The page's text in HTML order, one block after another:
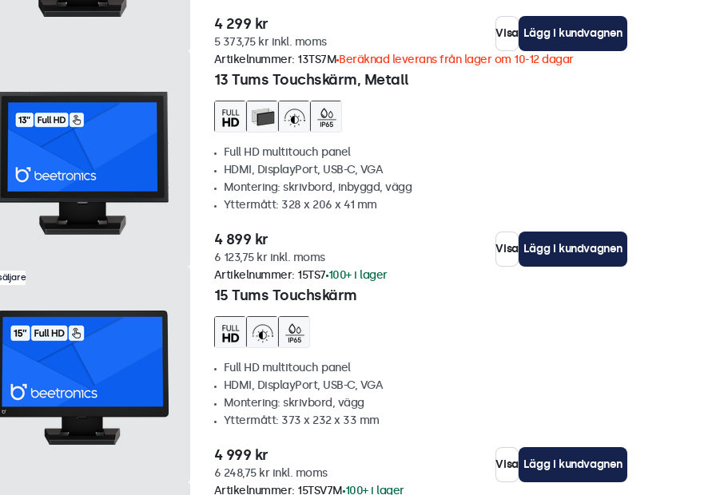
4 299 kr
5 373,75 kr inkl. moms
Visa Lägg i kundvagnen
13 Tums Touchskärm, Metall
Artikelnummer: 13TS7M Beräknad leverans från lager om 10-12 dagar
Full HD multitouch panel
HDMI, DisplayPort, USB-C, VGA
Montering: skrivbord, inbyggd, vägg
Yttermått: 328 x 206 x 41 mm
4 899 kr
6 123,75 kr inkl. moms
Visa Lägg i kundvagnen
15 Tums Touchskärm
Artikelnummer: 15TS7 100+ i lager
Full HD multitouch panel
HDMI, DisplayPort, USB-C, VGA
Montering: skrivbord, vägg
Yttermått: 373 x 232 x 33 mm
4 999 kr
6 248,75 kr inkl. moms
Visa Lägg i kundvagnen
Artikelnummer: 15TSV7M 100+ i lager